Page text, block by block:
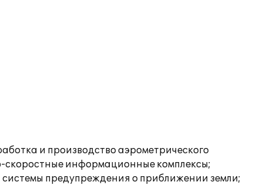
и производство аэрометрического
скоростные информационные комплексы;
предупреждения о приближении земли;